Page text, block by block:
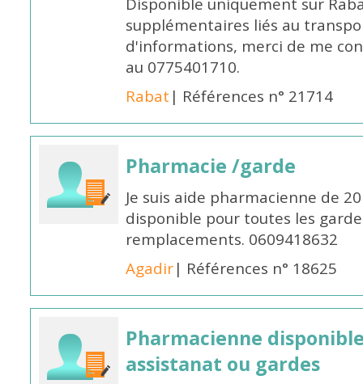
supplémentaires liés au
d'informations, merci de me
au 0775401710.
Rabat | Références n° 21714
Pharmacie /garde
Je suis aide pharmacienne de
disponible pour toutes les
remplacements. 0609418632
Agadir| Références n° 18625
Pharmacienne
assistanat ou gardes